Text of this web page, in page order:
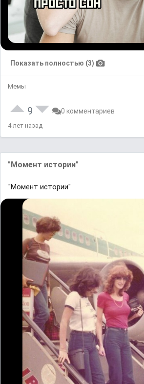
Показать полностью (3)
Мемы
9 0 комментариев
4 лет назад
"Момент истории"
"Момент истории"